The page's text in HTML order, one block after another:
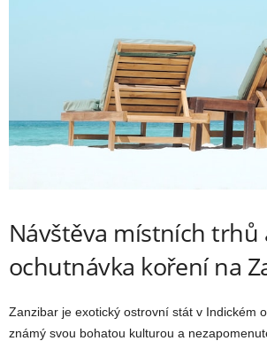
Návštěva místních trhů
ochutnávka koření na
Zanzibar je exotický ostrovní stát v Indickém
známý svou bohatou kulturou a